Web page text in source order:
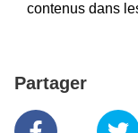
contenus dans
Partager